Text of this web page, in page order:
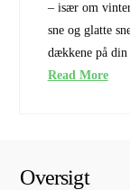
– især om
sne og glatte
dækkene på
Read More
Oversigt